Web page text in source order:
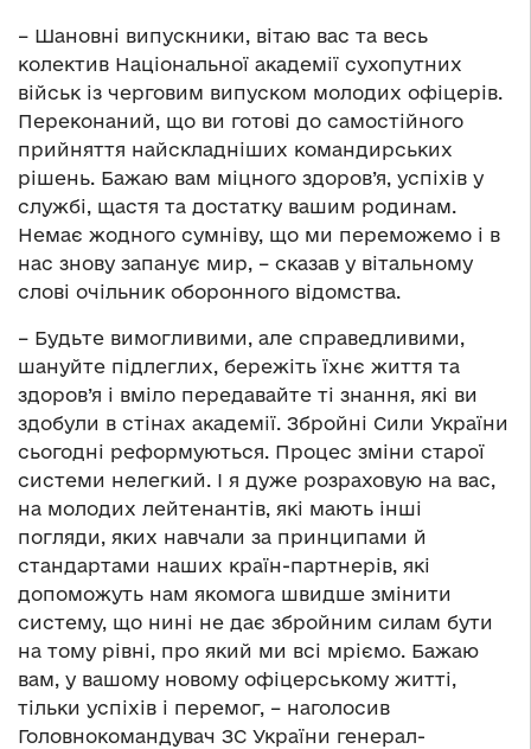
– Шановні випускники, вітаю вас та весь
колектив Національної академії сухопутних
військ із черговим випуском молодих офіцерів.
Переконаний, що ви готові до самостійного
прийняття найскладніших командирських
рішень. Бажаю вам міцного здоров’я, успіхів у
службі, щастя та достатку вашим родинам.
Немає жодного сумніву, що ми переможемо і в
нас знову запанує мир, – сказав у вітальному
слові очільник оборонного відомства.
– Будьте вимогливими, але справедливими,
шануйте підлеглих, бережіть їхнє життя та
здоров’я і вміло передавайте ті знання, які ви
здобули в стінах академії. Збройні Сили України
сьогодні реформуються. Процес зміни старої
системи нелегкий. І я дуже розраховую на вас,
на молодих лейтенантів, які мають інші
погляди, яких навчали за принципами й
стандартами наших країн-партнерів, які
допоможуть нам якомога швидше змінити
систему, що нині не дає збройним силам бути
на тому рівні, про який ми всі мріємо. Бажаю
вам, у вашому новому офіцерському житті,
тільки успіхів і перемог, – наголосив
Головнокомандувач ЗС України генерал-